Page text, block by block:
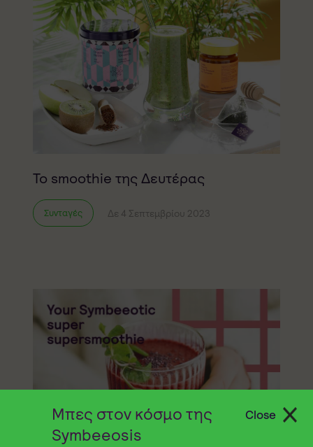
Το smoothie της Δευτέρας
Συνταγές Δε 4 Σεπτεμβρίου 2023
Μπες στον κόσμο της
Symbeeosis
Close